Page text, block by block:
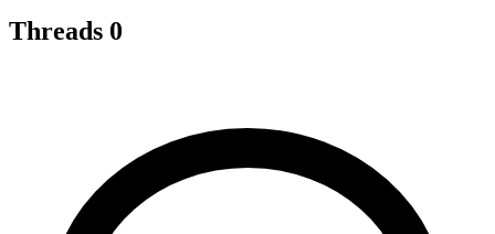
Threads 0